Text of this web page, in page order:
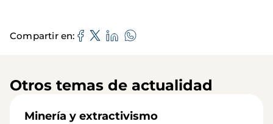
Compartir en
Otros temas de actualidad
Minería y extractivismo